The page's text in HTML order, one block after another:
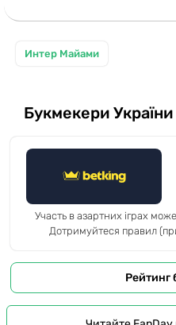
Интер Майами
Букмекери України
Участь в азартних іграх
Дотримуйтеся правил
Рейтинг